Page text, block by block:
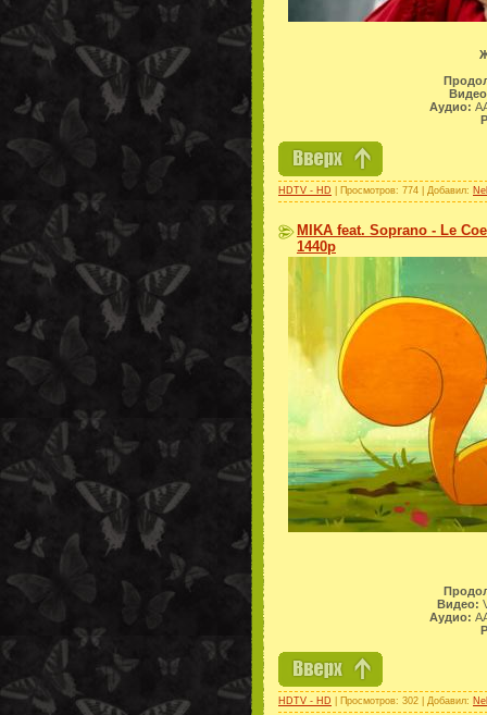
Аудио:
HDTV - HD | Просмотров: 774 | Добавил:
MIKA feat. Soprano - Le
1440p
Видео:
Аудио:
HDTV - HD | Просмотров: 302 | Добавил: